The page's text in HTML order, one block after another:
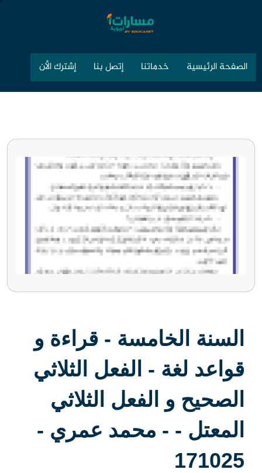
الصفحة الرئيسية خدماتنا إتصل بنا إشترك الأن
السنة الخامسة - قراءة و
قواعد لغة - الفعل الثلاثي
الصحيح و الفعل الثلاثي
المعتل - - محمد عمري -
171025